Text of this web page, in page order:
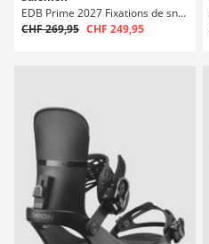
EDB Prime 2027 Fixations de snowboard
CHF 269,95 CHF 249,95